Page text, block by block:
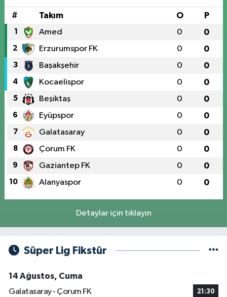
# Takım O P
1 Amed 0 0
2 Erzurumspor FK 0 0
3 Başakşehir 0 0
4 Kocaelispor 0 0
5 Beşiktaş 0 0
6 Eyüpspor 0 0
7 Galatasaray 0 0
8 Çorum FK 0 0
9 Gaziantep FK 0 0
10 Alanyaspor 0 0
Detaylar için tıklayın
Süper Lig Fikstür
14 Ağustos, Cuma
Galatasaray - Çorum FK
21:30